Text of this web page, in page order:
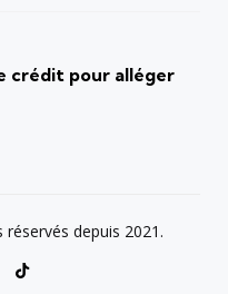
crédit pour alléger
depuis 2021.